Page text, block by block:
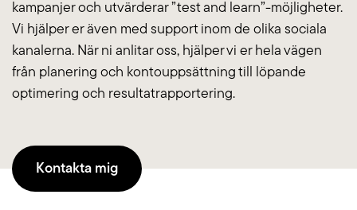
Blogg
Jobba hos oss
Om oss
kampanjer och utvärderar ”test and learn”-möjligheter.
Vi hjälper er även med support inom de olika sociala
kanalerna. När ni anlitar oss, hjälper vi er hela vägen
från planering och kontouppsättning till löpande
optimering och resultatrapportering.
Kontakta mig